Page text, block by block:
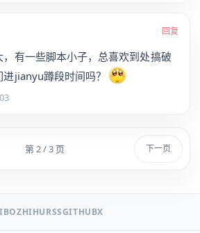
回复
，有一些脚本小子，总喜欢到处搞破
jianyu蹲段时间吗？
第 2 / 3 页 下一页
ZHIHURSSGITHUBX